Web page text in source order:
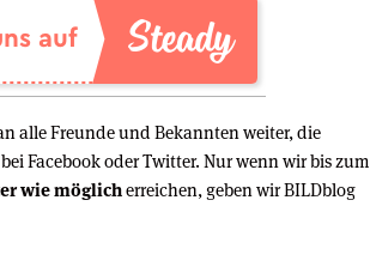
alle Freunde und Bekannten weiter, die
Facebook oder Twitter. Nur wenn wir bis zum
wie möglicherreichen, geben wir BILDblog